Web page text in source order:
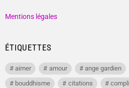
Mentions légales
ÉTIQUETTES
aimer amour ange gardien
bouddhisme
citations